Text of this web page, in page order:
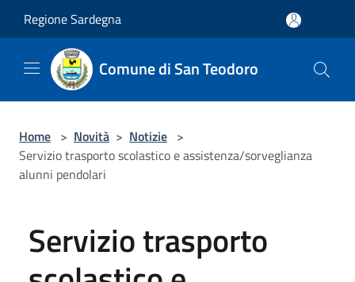
Regione Sardegna
Comune di San Teodoro
Home > Novità > Notizie >
Servizio trasporto scolastico e assistenza/sorveglianza
alunni pendolari
Servizio trasporto